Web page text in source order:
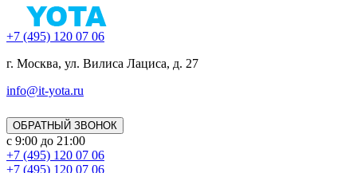
+7 (495) 120 07 06
г. Москва, ул. Вилиса Лациса, д. 27
info@it-yota.ru
ОБРАТНЫЙ ЗВОНОК
с 9:00 до 21:00
+7 (495) 120 07 06
+7 (495) 120 07 06